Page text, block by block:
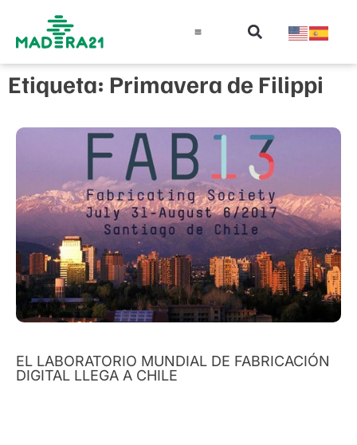
Etiqueta: Primavera de Filippi
EL LABORATORIO MUNDIAL DE FABRICACIÓN
DIGITAL LLEGA A CHILE